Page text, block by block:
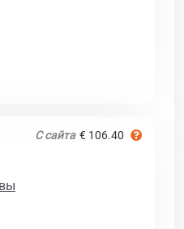
С сайта € 106.40